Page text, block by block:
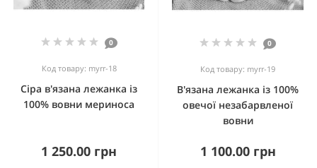
0
Код товару: myrr-18
Сіра в'язана лежанка із
100% вовни мериноса
1 250.00 грн
0
Код товару: myrr-19
В'язана лежанка із 100%
овечої незабарвленої
вовни
1 100.00 грн